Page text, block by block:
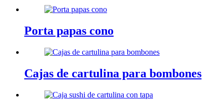
Porta papas cono
Cajas de cartulina para bombones